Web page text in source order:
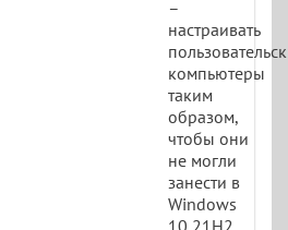
–
настраивать
компьютеры
таким
образом,
чтобы они
не могли
занести в
Windows